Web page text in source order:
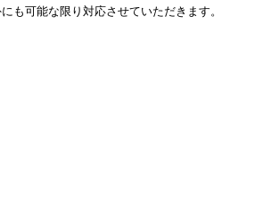
も可能な限り対応させていただきます。